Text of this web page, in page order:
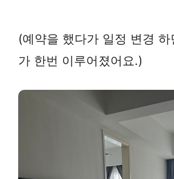
(예약을 했다가 일정 변경 하
가 한번 이루어졌어요.)